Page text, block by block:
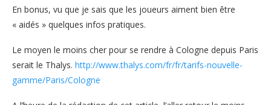
En bonus, vu que je sais que les joueurs aiment bien être
« aidés » quelques infos pratiques.
Le moyen le moins cher pour se rendre à Cologne depuis Paris
serait le Thalys. http://www.thalys.com/fr/fr/tarifs-nouvelle-
gamme/Paris/Cologne